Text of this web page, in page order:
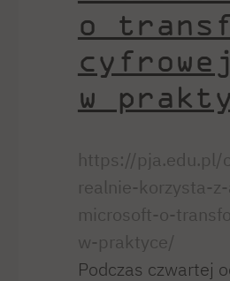
o
cyfrowej
w
https://pja.edu.pl/
realnie-korzysta-
microsoft-o-
w-praktyce/
Podczas czwartej